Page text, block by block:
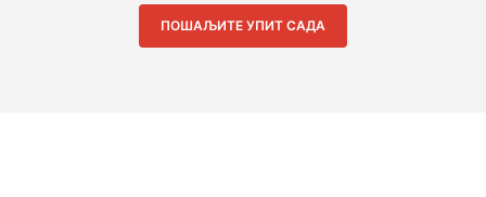
ПОШАЉИТЕ УПИТ САДА